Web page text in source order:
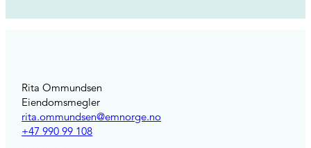
Rita Ommundsen
Eiendomsmegler
rita.ommundsen@emnorge.no
+47 990 99 108